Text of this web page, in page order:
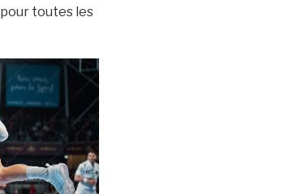
pour toutes les